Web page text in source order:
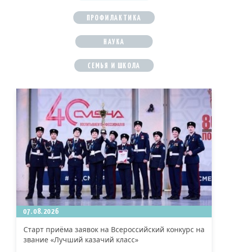
ПРОФИЛАКТИКА
НАУКА
СЕМЬЯ И ШКОЛА
07.08.2026
Старт приёма заявок на Всероссийский конкурс на
звание «Лучший казачий класс»